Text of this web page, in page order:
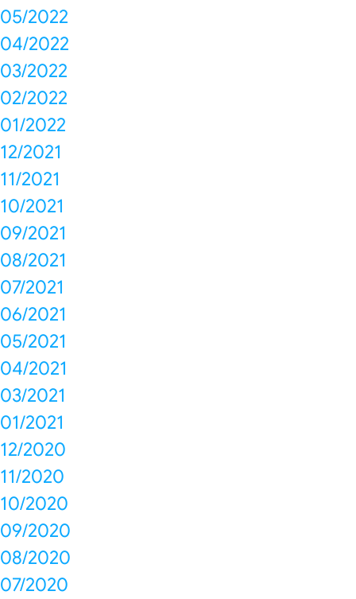
05/2022
04/2022
03/2022
02/2022
01/2022
12/2021
11/2021
10/2021
09/2021
08/2021
07/2021
06/2021
05/2021
04/2021
03/2021
01/2021
12/2020
11/2020
10/2020
09/2020
08/2020
07/2020